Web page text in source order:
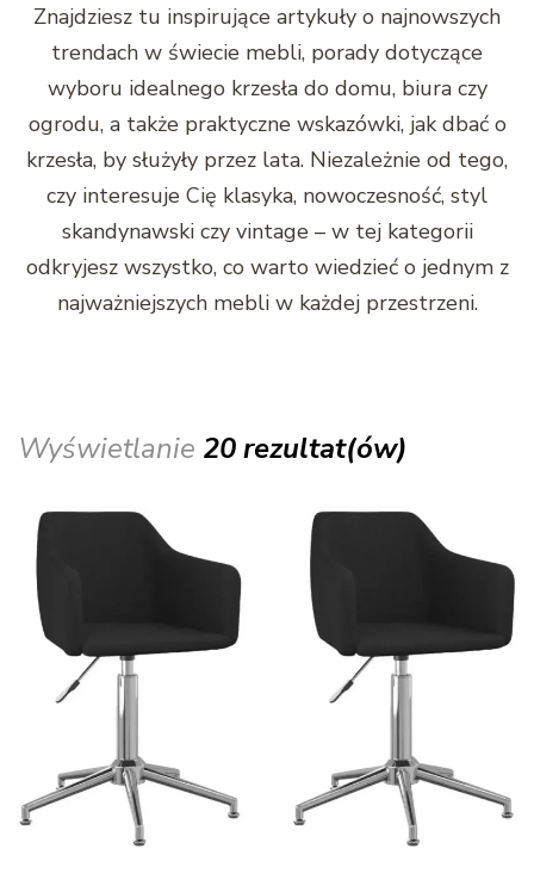
Znajdziesz tu inspirujące artykuły o najnowszych
trendach w świecie mebli, porady dotyczące
wyboru idealnego krzesła do domu, biura czy
ogrodu, a także praktyczne wskazówki, jak dbać o
krzesła, by służyły przez lata. Niezależnie od tego,
czy interesuje Cię klasyka, nowoczesność, styl
skandynawski czy vintage – w tej kategorii
odkryjesz wszystko, co warto wiedzieć o jednym z
najważniejszych mebli w każdej przestrzeni.
Wyświetlanie 20 rezultat(ów)